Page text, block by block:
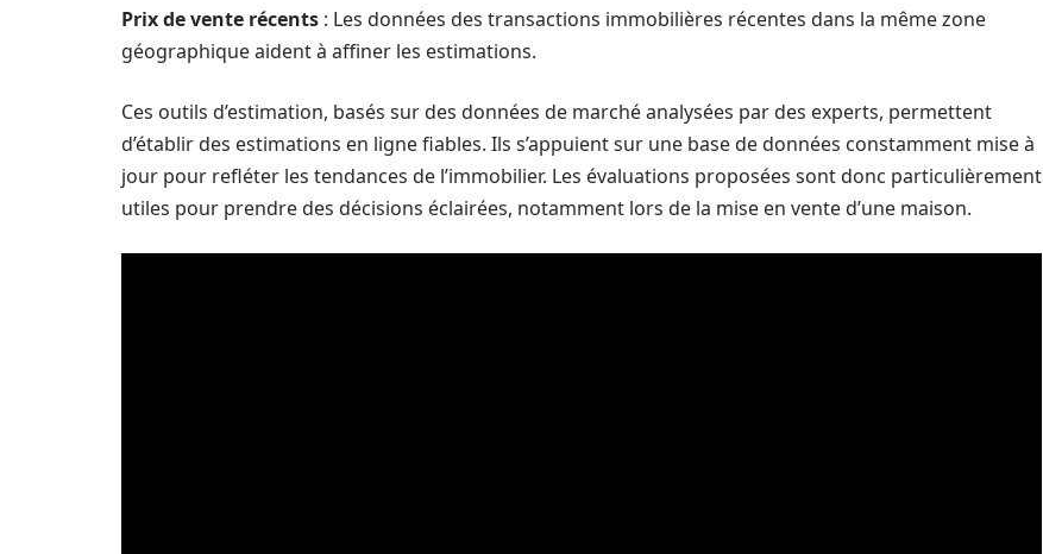
Prix de vente récents : Les données des transactions immobilières récentes dans la même zone
géographique aident à affiner les estimations.
Ces outils d’estimation, basés sur des données de marché analysées par des experts, permettent
d’établir des estimations en ligne fiables. Ils s’appuient sur une base de données constamment mise à
jour pour refléter les tendances de l’immobilier. Les évaluations proposées sont donc particulièrement
utiles pour prendre des décisions éclairées, notamment lors de la mise en vente d’une maison.